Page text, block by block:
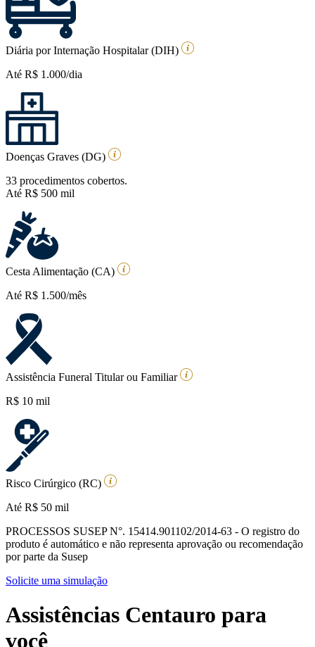
Diária por Internação Hospitalar (DIH)
Até R$ 1.000/dia
Doenças Graves (DG)
33 procedimentos cobertos.
Até R$ 500 mil
Cesta Alimentação (CA)
Até R$ 1.500/mês
Assistência Funeral Titular ou Familiar
R$ 10 mil
Risco Cirúrgico (RC)
Até R$ 50 mil
PROCESSOS SUSEP N°. 15414.901102/2014-63 - O registro do
produto é automático e não representa aprovação ou recomendação
por parte da Susep
Solicite uma simulação
Assistências Centauro para
você